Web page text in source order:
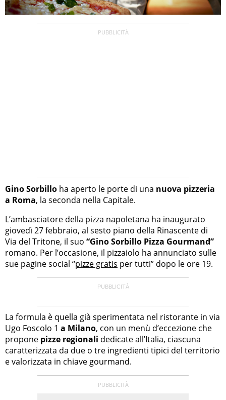
Gino Sorbillo ha aperto le porte di una nuova pizzeria
a Roma, la seconda nella Capitale.
L’ambasciatore della pizza napoletana ha inaugurato
giovedì 27 febbraio, al sesto piano della Rinascente di
Via del Tritone, il suo “Gino Sorbillo Pizza Gourmand”
romano. Per l’occasione, il pizzaiolo ha annunciato sulle
sue pagine social “pizze gratis per tutti” dopo le ore 19.
La formula è quella già sperimentata nel ristorante in via
Ugo Foscolo 1 a Milano, con un menù d’eccezione che
propone pizze regionali dedicate all’Italia, ciascuna
caratterizzata da due o tre ingredienti tipici del territorio
e valorizzata in chiave gourmand.